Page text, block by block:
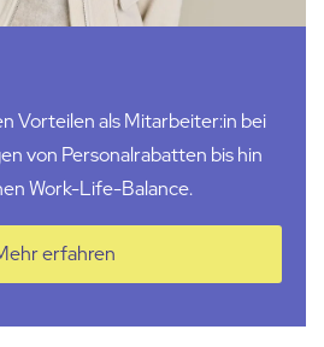
Vorteilen als Mitarbeiter:in bei
von Personalrabatten bis hin
Work-Life-Balance.
erfahren